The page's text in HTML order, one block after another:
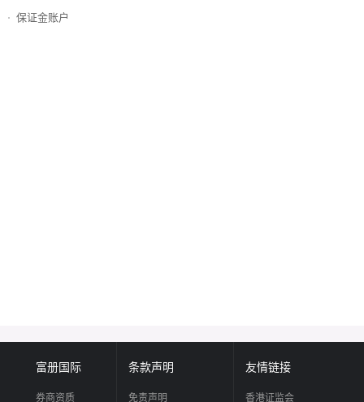
保证金账户
富册国际
券商资质
条款声明
免责声明
友情链接
香港证监会